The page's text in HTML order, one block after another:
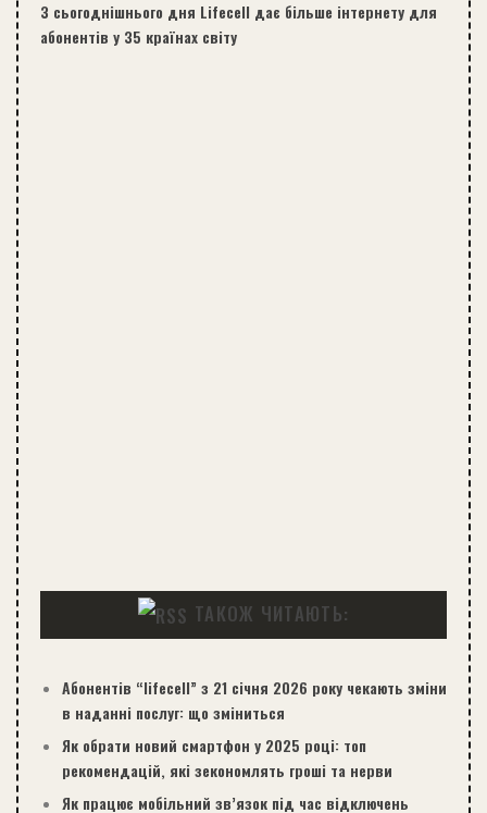
З сьогоднішнього дня Lifecell дає більше інтернету для
абонентів у 35 країнах світу
ТАКОЖ ЧИТАЮТЬ:
Абонентів “lifecell” з 21 січня 2026 року чекають зміни
в наданні послуг: що зміниться
Як обрати новий смартфон у 2025 році: топ
рекомендацій, які зекономлять гроші та нерви
Як працює мобільний зв’язок під час відключень